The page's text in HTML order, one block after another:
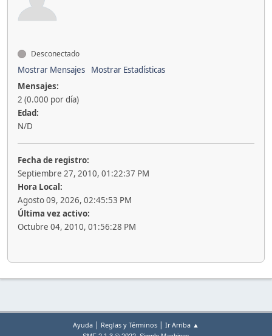
Desconectado
Mostrar Mensajes
Mostrar Estadísticas
Mensajes:
2 (0.000 por día)
Edad:
N/D
Fecha de registro:
Septiembre 27, 2010, 01:22:37 PM
Hora Local:
Agosto 09, 2026, 02:45:53 PM
Última vez activo:
Octubre 04, 2010, 01:56:28 PM
Ayuda | Reglas y Términos | Ir Arriba ▲